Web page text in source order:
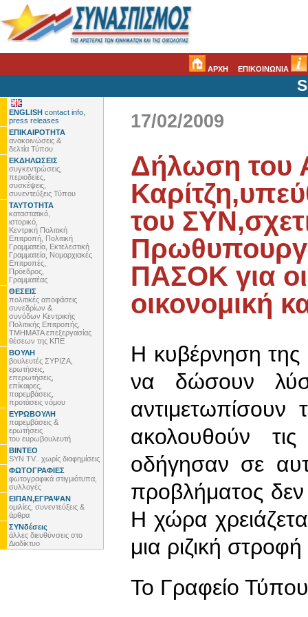
ΑΡΧΗ ΕΠΙΚΟΙΝΩΝΙΑ
ENGLISH contact info,
press releases
ΕΠΙΚΑΙΡΟΤΗΤΑ
ανακοινώσεις &
δελτία Τύπου
ΕΚΔΗΛΩΣΕΙΣ
συγκεντρώσεις,
περιοδείες,
συσκέψεις,
συνεντεύξεις Τύπου
ΤΑΥΤΟΤΗΤΑ
καταστατικό,
ιστορικό,
Κεντρική Πολιτική
Επιτροπή, Πολιτική
Γραμματεία, Εκτελεστική
Γραμματεία, Νομαρχιακές
Επιτροπές,
Πρόεδρος,
Γραμματέας
ΘΕΣΕΙΣ
πολιτικές αποφάσεις
συνεδρίων &
συνόδων Κεντρικής
Πολιτικής Επιτροπής,
ΤΜΗΜΑΤΑ επεξεργασίας
θέσεων της ΚΠΕ
ΒΟΥΛΗ
βουλευτές ΣΥΡΙΖΑ,
ερωτήσεις,
επερωτήσεις,
επίκαιρες,
παρεμβάσεις,
προτάσεις νόμου
ΕΥΡΩΒΟΥΛΗ
παρεμβάσεις &
ερωτήσεις
του ευρωβουλευτή
ΒΙΝΤΕΟ
SYN TV.. χωρίς διαφημίσεις
ΦΩΤΟΓΡΑΦΙΕΣ
φωτογραφικά στιγμιότυπα,
συλλογές
ΕΙΠΑΝ,ΕΓΡΑΨΑΝ
ομιλίες, συνεντεύξεις &
άρθρα
ΣΥΝδέσεις
άλλες διευθύνσεις στο
Διαδίκτυο
17/02/2009
Δήλωση του
του
ΠΑΣΟΚ για
οικονομική
Η κυβέρνηση
να δώσουν
ακολουθούν
οδήγησαν σε
προβλήματος δεν
Η χώρα
μια ριζική
To Γραφείο Τύπου